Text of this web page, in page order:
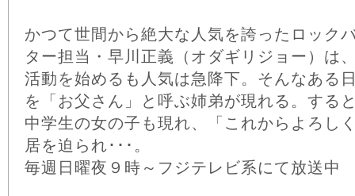
かつて世間から絶大な人気を誇ったロック
ター担当・早川正義（オダギリジョー）は
活動を始めるも人気は急降下。そんなある
を「お父さん」と呼ぶ姉弟が現れる。する
中学生の女の子も現れ、「これからよろし
居を迫られ･･･。
毎週日曜夜９時～フジテレビ系にて放送中